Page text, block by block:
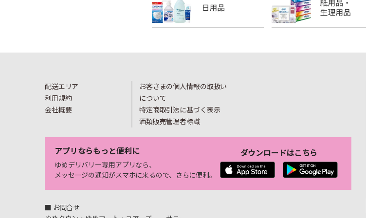
配送エリア
利用規約
会社概要
お客さまの個人情報の取扱い
について
特定商取引法に基づく表示
酒類販売管理者標識
アプリならもっと便利に
ゆめデリバリー専用アプリなら、
メッセージの通知がスマホに来るので、さらに便利。
ダウンロードはこちら
■ お問合せ